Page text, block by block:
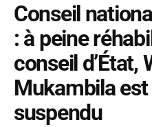
Conseil
: à peine
conseil d’État,
Mukambila
suspendu